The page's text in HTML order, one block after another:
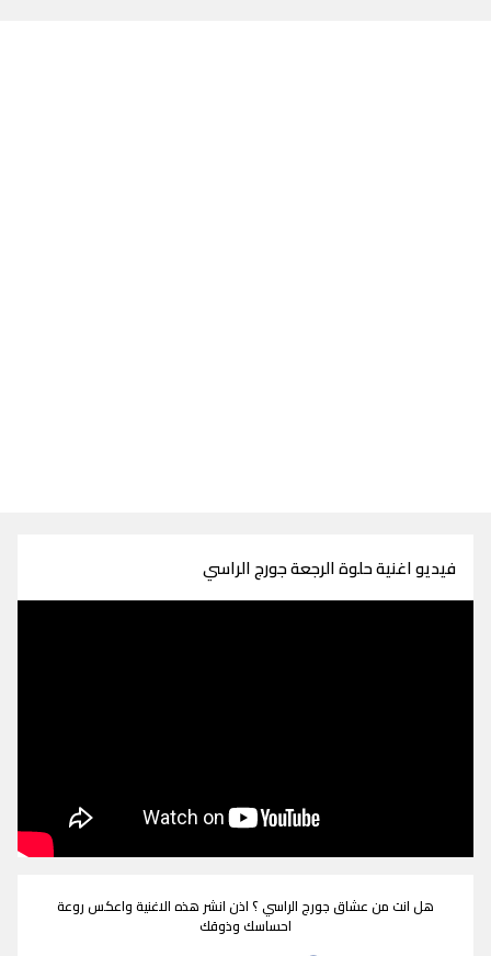
فيديو اغنية حلوة الرجعة جورج الراسي
هل انت من عشاق جورج الراسي ؟ اذن انشر هذه الاغنية واعكس روعة
احساسك وذوقك